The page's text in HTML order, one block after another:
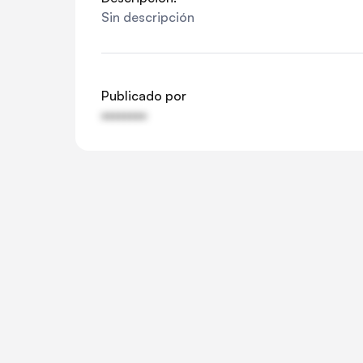
Sin descripción
Publicado por
••••••••